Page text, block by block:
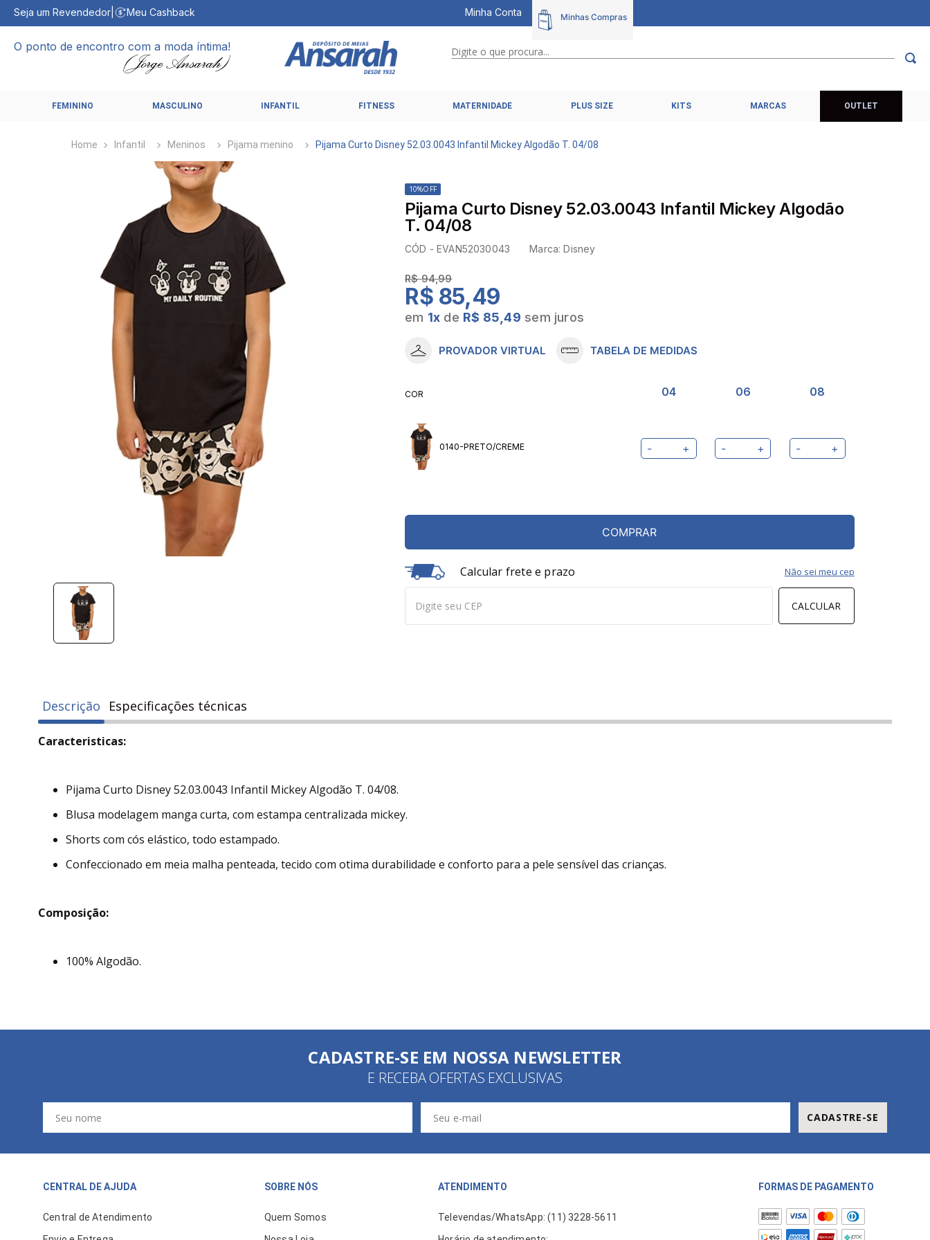
Seja um Revendedor Meu Cashback Minha Conta
O ponto de encontro com a moda íntima! Digite o que procura...
FEMININO MASCULINO INFANTIL FITNESS MATERNIDADE PLUS SIZE KITS MARCAS OUTLET
Infantil Meninos Pijama menino Pijama Curto Disney 52.03.0043 Infantil Mickey Algodão T. 04/08
10%OFF
Pijama Curto Disney 52.03.0043 Infantil Mickey Algodão
T. 04/08
CÓD -EVAN52030043 Marca:Disney
R$ 94,99
R$ 85,49
em 1x de R$ 85,49 sem juros
PROVADOR VIRTUAL TABELA DE MEDIDAS
COR 04 06 08
0140-PRETO/CREME - + - + - +
COMPRAR
Calcular frete e prazo
CALCULAR
Não sei meu cep
Descrição Especificações técnicas
Caracteristicas:
Pijama Curto Disney 52.03.0043 Infantil Mickey Algodão T. 04/08.
Blusa modelagem manga curta, com estampa centralizada mickey.
Shorts com cós elástico, todo estampado.
Confeccionado em meia malha penteada, tecido com otima durabilidade e conforto para a pele sensível das crianças.
Composição:
100% Algodão.
CADASTRE-SE EM NOSSA NEWSLETTER
E RECEBA OFERTAS EXCLUSIVAS
CADASTRE-SE
CENTRAL DE AJUDA
Central de Atendimento
SOBRE NÓS
Quem Somos
ATENDIMENTO
Televendas/WhatsApp: (11) 3228-5611
FORMAS DE PAGAMENTO
1 º
calcinhas
5º
sutiã liz
6º
7º
sutiã plus size
9
pijama